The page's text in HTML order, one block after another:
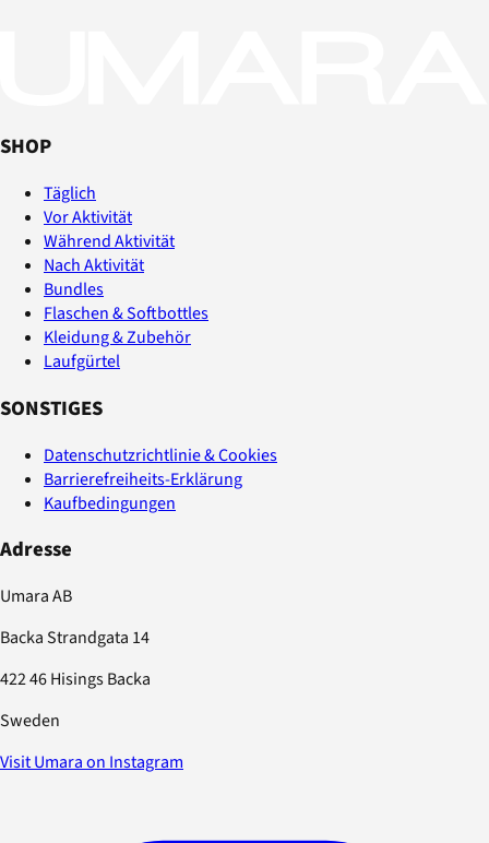
SHOP
Täglich
Vor Aktivität
Während Aktivität
Nach Aktivität
Bundles
Flaschen & Softbottles
Kleidung & Zubehör
Laufgürtel
SONSTIGES
Datenschutzrichtlinie & Cookies
Barrierefreiheits-Erklärung
Kaufbedingungen
Adresse
Umara AB
Backa Strandgata 14
422 46 Hisings Backa
Sweden
Visit Umara on Instagram